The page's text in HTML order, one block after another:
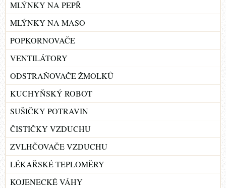
MLÝNKY NA PEPŘ
MLÝNKY NA MASO
POPKORNOVAČE
VENTILÁTORY
ODSTRAŇOVAČE ŽMOLKŮ
KUCHYŇSKÝ ROBOT
SUŠIČKY POTRAVIN
ČISTIČKY VZDUCHU
ZVLHČOVAČE VZDUCHU
LÉKAŘSKÉ TEPLOMĚRY
KOJENECKÉ VÁHY